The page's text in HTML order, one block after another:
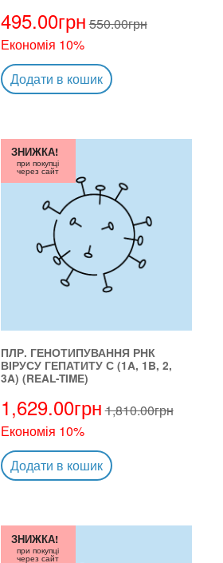
495.00грн 550.00грн
Економія 10%
Додати в кошик
ПЛР. ГЕНОТИПУВАННЯ РНК
ВІРУСУ ГЕПАТИТУ С (1A, 1B, 2,
3A) (REAL-TIME)
1,629.00грн 1,810.00грн
Економія 10%
ЗНИЖКА!
при покупці
через сайт
Додати в кошик
ЗНИЖКА!
при покупці
через сайт